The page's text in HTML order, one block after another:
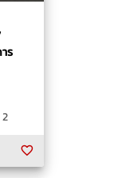
ร
2